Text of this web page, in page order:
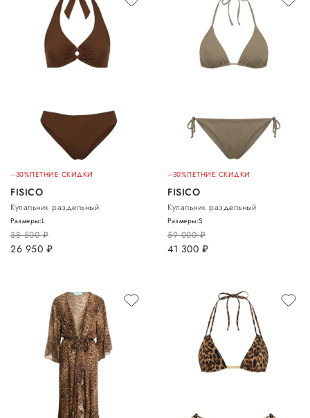
–30%ЛЕТНИЕ СКИДКИ
FISICO
Купальник раздельный
38 500руб.
26 950 руб.
Размеры:L
–30%ЛЕТНИЕ СКИДКИ
FISICO
Купальник раздельный
59 000руб.
41 300 руб.
Размеры:S